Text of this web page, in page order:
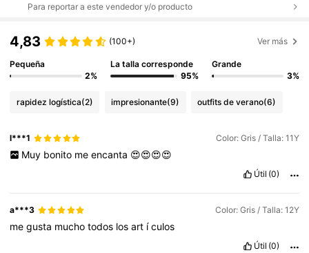
Para reportar a este vendedor y/o producto
4,83 (100+) Ver más
Pequeña
2%
La talla corresponde
95%
Grande
3%
rapidez logística(2) impresionante(9) outfits de verano(6)
l***1 Color: Gris / Talla: 11Y
Muy bonito me encanta 😍😍😍😍
Útil (0)
a***3 Color: Gris / Talla: 12Y
megusta muchotodos losart ículos
Útil (0)